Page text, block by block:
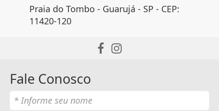
Praia do Tombo - Guarujá - SP - CEP:
11420-120
Fale Conosco